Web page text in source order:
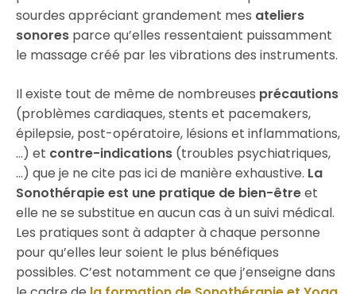
sourdes appréciant grandement mes ateliers
sonores parce qu’elles ressentaient puissamment
le massage créé par les vibrations des instruments.
Il existe tout de même de nombreuses précautions
(problèmes cardiaques, stents et pacemakers,
épilepsie, post-opératoire, lésions et inflammations,
…) et contre-indications (troubles psychiatriques,
…) que je ne cite pas ici de manière exhaustive. La
Sonothérapie est une pratique de bien-êtreet
elle ne se substitue en aucun cas à un suivi médical.
Les pratiques sont à adapter à chaque personne
pour qu’elles leur soient le plus bénéfiques
possibles. C’est notamment ce que j’enseigne dans